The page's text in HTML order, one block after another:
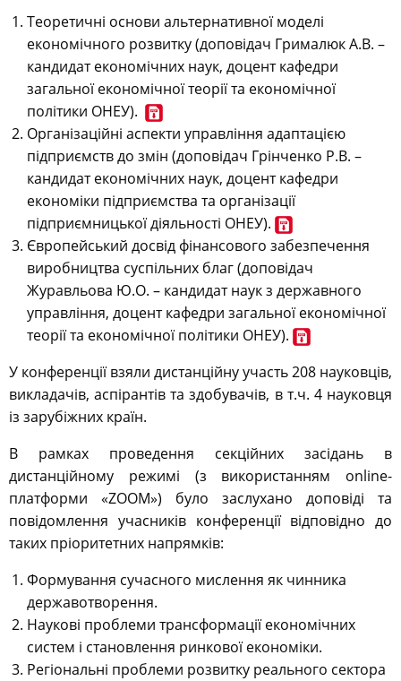
Теоретичні основи альтернативної моделі
економічного розвитку(доповідач Грималюк А.В. –
кандидат економічних наук, доцент кафедри
загальної економічної теорії та економічної
політики ОНЕУ).
Організаційні аспекти управління адаптацією
підприємств до змін (доповідач Грінченко Р.В. –
кандидат економічних наук, доцент кафедри
економіки підприємства та організації
підприємницької діяльності ОНЕУ).
Європейський досвід фінансового забезпечення
виробництва суспільних благ(доповідач
Журавльова Ю.О. – кандидат наук з державного
управління, доцент кафедри загальної економічної
теорії та економічної політики ОНЕУ).
У конференції взяли дистанційну участь 208 науковців,
викладачів, аспірантів та здобувачів, в т.ч. 4 науковця
із зарубіжних країн.
В рамках проведення секційних засідань в
дистанційному режимі (з використанням online-
платформи «ZOOM») було заслухано доповіді та
повідомлення учасників конференції відповідно до
таких пріоритетних напрямків:
Формування сучасного мислення як чинника
державотворення.
Наукові проблеми трансформації економічних
систем і становлення ринкової економіки.
Регіональні проблеми розвитку реального сектора